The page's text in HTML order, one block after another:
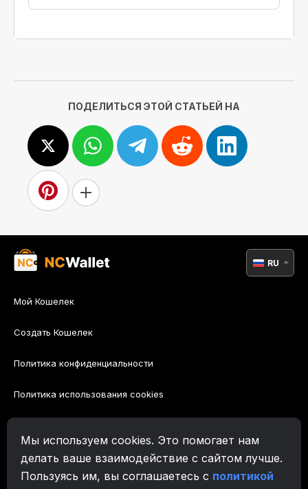
Мы используем cookies. Это помогает нам
делать ваше взаимодействие с сайтом лучше.
Пользуясь им, вы соглашаетесь с политикой
ПОДЕЛИТЬСЯ ЭТОЙ СТАТЬЕЙ НА
Мой Кошелек
Создать Кошелек
Политика конфиденциальности
Политика использования cookies
Правила
RU